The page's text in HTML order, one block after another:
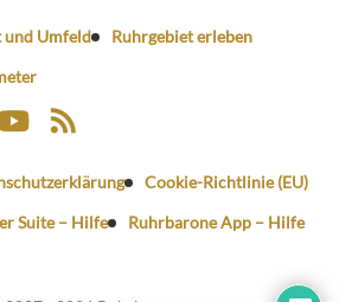
und Umfeld
Ruhrgebiet erleben
Cookie-Richtlinie (EU)
Suite – Hilfe
Ruhrbarone App – Hilfe